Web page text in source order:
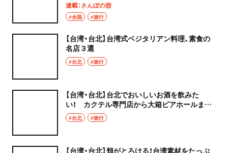
連載：さんぽの壺
#全国 #旅行
【台湾・台北】台湾式ベジタリアン料理、素食の
名店３選
#台北 #旅行
【台湾・台北】台北でおいしいお酒を飲みた
い！ カクテル専門店から大箱ビアホールまで、
厳選５店
#台北 #旅行
【台湾・台北】頬がとろける！台湾素材をたっぷ